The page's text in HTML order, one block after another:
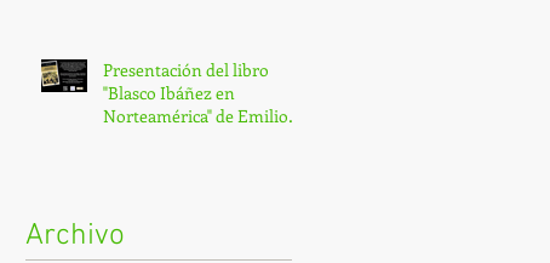
Presentación del libro
"Blasco Ibáñez en
Norteamérica" de Emilio
Archivo